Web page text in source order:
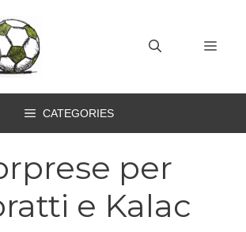
CATEGORIES
per
e Kalac